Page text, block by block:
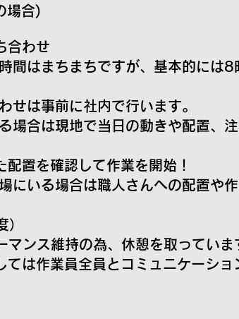
場合)
合わせ
ちまちですが、基本的には8
前に社内で行います。
現地で当日の動きや配置、注意
置を確認して作業を開始！
場合は職人さんへの配置や作業
持の為、休憩を取っていま
員全員とコミュニケーション